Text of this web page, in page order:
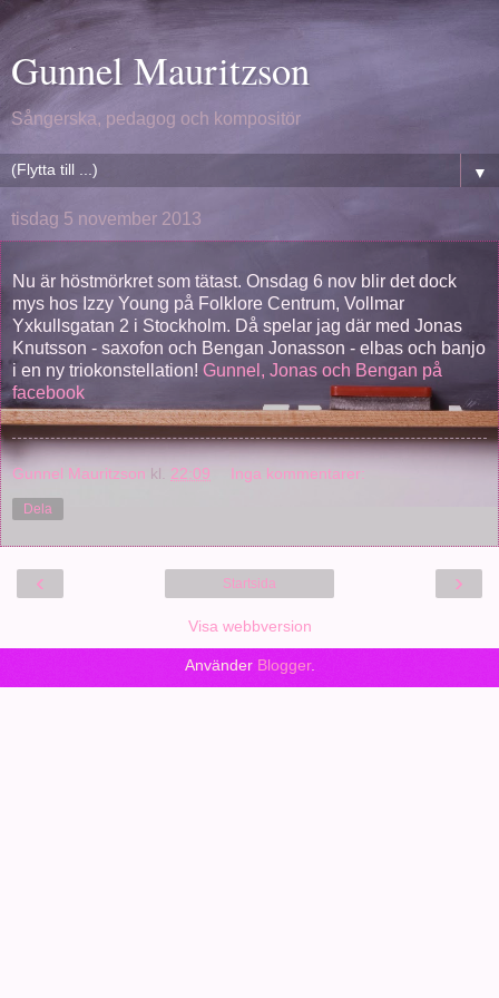
Gunnel Mauritzson
Sångerska, pedagog och kompositör
▼
tisdag 5 november 2013
Nu är höstmörkret som tätast. Onsdag 6 nov blir det dock
mys hos Izzy Young på Folklore Centrum, Vollmar
Yxkullsgatan 2 i Stockholm. Då spelar jag där med Jonas
Knutsson - saxofon och Bengan Jonasson - elbas och banjo
i en ny triokonstellation! Gunnel, Jonas och Bengan på
facebook
Gunnel Mauritzson kl. 22:09 Inga kommentarer:
Dela
‹ ›
Startsida
Visa webbversion
Använder Blogger.